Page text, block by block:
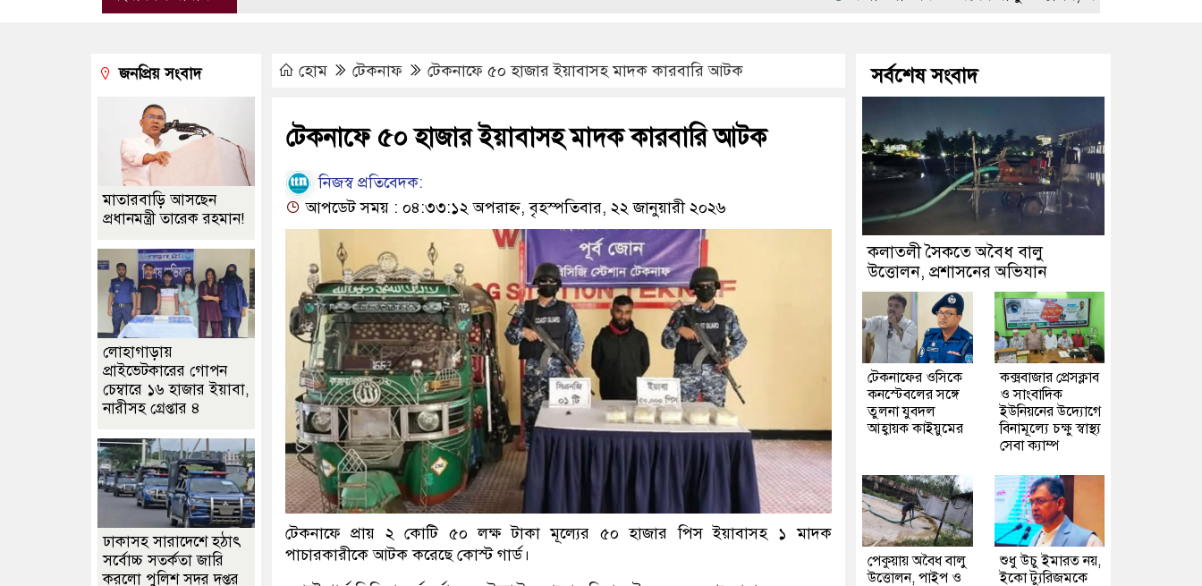
হোম টেকনাফ টেকনাফে ৫০ হাজার ইয়াবাসহ মাদক কারবারি আটক
টেকনাফে ৫০ হাজার ইয়াবাসহ মাদক কারবারি আটক
নিজস্ব প্রতিবেদক:
আপডেট সময় : ০৪:৩৩:১২ অপরাহ্ন, বৃহস্পতিবার, ২২ জানুয়ারী ২০২৬
টেকনাফে প্রায় ২ কোটি ৫০ লক্ষ টাকা মূল্যের ৫০ হাজার পিস ইয়াবাসহ ১ মাদক
পাচারকারীকে আটক করেছে কোস্ট গার্ড।
জনপ্রিয় সংবাদ
মাতারবাড়ি আসছেন
প্রধানমন্ত্রী তারেক রহমান!
লোহাগাড়ায়
প্রাইভেটকারের গোপন
চেম্বারে ১৬ হাজার ইয়াবা,
নারীসহ গ্রেপ্তার ৪
ঢাকাসহ সারাদেশে হঠাৎ
সর্বোচ্চ সতর্কতা জা‌রি
করলো পুলিশ সদর দপ্তর
সর্বশেষ সংবাদ
কলাতলী সৈকতে অবৈধ বালু
উত্তোলন, প্রশাসনের অভিযান
টেকনাফের ওসিকে
কনস্টেবলের সঙ্গে
তুলনা যুবদল
আহ্বায়ক কাইয়ুমের
কক্সবাজার প্রেসক্লাব
ও সাংবাদিক
ইউনিয়নের উদ্যোগে
বিনামূল্যে চক্ষু স্বাস্থ্য
সেবা ক্যাম্প
পেকুয়ায় অবৈধ বালু
উত্তোলন, পাইপ ও
শুধু উচু ইমারত নয়,
ইকো ট্যুরিজমকে